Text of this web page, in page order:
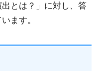
とは？」に対し、答
ます。